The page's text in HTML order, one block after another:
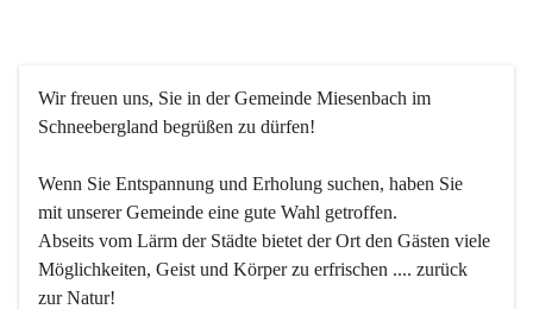
Wir freuen uns, Sie in der Gemeinde Miesenbach im
Schneebergland begrüßen zu dürfen!
Wenn Sie Entspannung und Erholung suchen, haben Sie
mit unserer Gemeinde eine gute Wahl getroffen.
Abseits vom Lärm der Städte bietet der Ort den Gästen viele
Möglichkeiten, Geist und Körper zu erfrischen .... zurück
zur Natur!